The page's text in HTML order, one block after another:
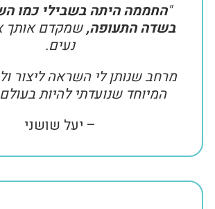
החממה היתה בשבילי כמו
בשדה התעופה,שמקדם אותך
נעים.
מרחב שנותן לי השראה ליצור
המיוחד שנועדתי להיות
– יעל שושני